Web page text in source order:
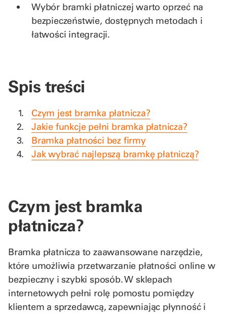
Wybór bramki płatniczej warto oprzeć na
bezpieczeństwie, dostępnych metodach i
łatwości integracji.
Spis treści
Czym jest bramka płatnicza?
Jakie funkcje pełni bramka płatnicza?
Bramka płatności bez firmy
Jak wybrać najlepszą bramkę płatniczą?
Czym jest bramka
płatnicza?
Bramka płatnicza to zaawansowane narzędzie,
które umożliwia przetwarzanie płatności online w
bezpieczny i szybki sposób. W sklepach
internetowych pełni rolę pomostu pomiędzy
klientem a sprzedawcą, zapewniając płynność i